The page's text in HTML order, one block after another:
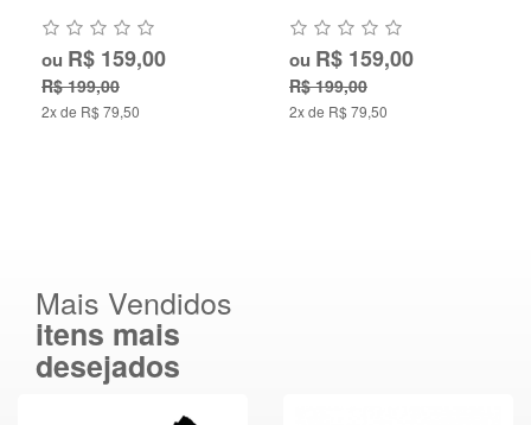
ouR$ 150,00
R$ 155,00
2x de R$ 75,00
ouR$ 159,00
R$ 199,00
2x de R$ 79,50
Mais Vendidos
itens mais
desejados